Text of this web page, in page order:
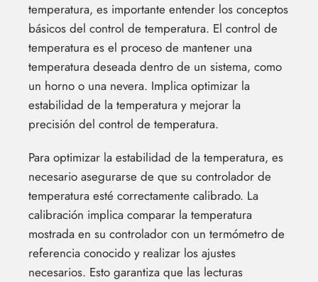
temperatura, es importante entender los conceptos
básicos del control de temperatura. El control de
temperatura es el proceso de mantener una
temperatura deseada dentro de un sistema, como
un horno o una nevera. Implica optimizar la
estabilidad de la temperatura y mejorar la
precisión del control de temperatura.
Para optimizar la estabilidad de la temperatura, es
necesario asegurarse de que su controlador de
temperatura esté correctamente calibrado. La
calibración implica comparar la temperatura
mostrada en su controlador con un termómetro de
referencia conocido y realizar los ajustes
necesarios. Esto garantiza que las lecturas